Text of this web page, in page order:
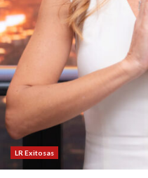
LR Exitosas